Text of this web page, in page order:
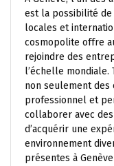
est la possibilité
locales et
cosmopolite offre
rejoindre des
l’échelle
non seulement
professionnel et
collaborer avec
d’acquérir une
environnement
présentes à